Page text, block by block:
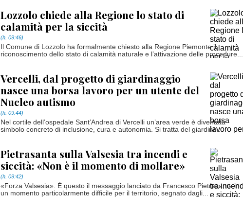
Lozzolo chiede alla Regione lo stato di
calamità per la siccità
(h. 09:46)
Il Comune di Lozzolo ha formalmente chiesto alla Regione Piemonte il
riconoscimento dello stato di calamità naturale e l’attivazione delle procedure...
Vercelli, dal progetto di giardinaggio
nasce una borsa lavoro per un utente del
Nucleo autismo
(h. 09:44)
Nel cortile dell’ospedale Sant’Andrea di Vercelli un’area verde è diventata
simbolo concreto di inclusione, cura e autonomia. Si tratta del giardino...
Pietrasanta sulla Valsesia tra incendi e
siccità: «Non è il momento di mollare»
(h. 09:42)
«Forza Valsesia». È questo il messaggio lanciato da Francesco Pietrasanta in
un momento particolarmente difficile per il territorio, segnato dagli...